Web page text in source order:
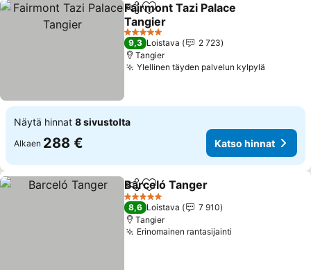
Jaa Lisää suosikkeihin
Fairmont Tazi Palace
Tangier
Katso hinnat
5 Tähtiluokitus
9,3 Loistava
2 723
Tangier
Ylellinen täyden palvelun kylpylä
Näytä hinnat 8 sivustolta
Alkaen 288 € Katso hinnat
Jaa Lisää suosikkeihin
Barceló Tanger
5 Tähtiluokitus
8,6 Loistava
7 910
Tangier
Erinomainen rantasijainti